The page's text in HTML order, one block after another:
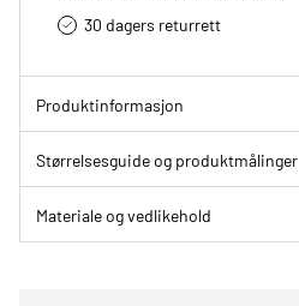
30 dagers returrett
Produktinformasjon
Størrelsesguide og produktmålinger
Materiale og vedlikehold